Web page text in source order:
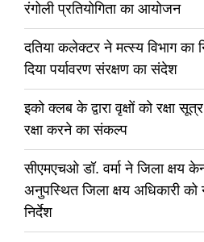
रंगोली प्रतियोगिता का आयोजन
दतिया कलेक्टर ने मत्स्य विभाग का
दिया पर्यावरण संरक्षण का संदेश
इको क्लब के द्वारा वृक्षों को रक्षा
रक्षा करने का संकल्प
सीएमएचओ डॉ. वर्मा ने जिला क्षय
अनुपस्थित जिला क्षय अधिकारी को
निर्देश